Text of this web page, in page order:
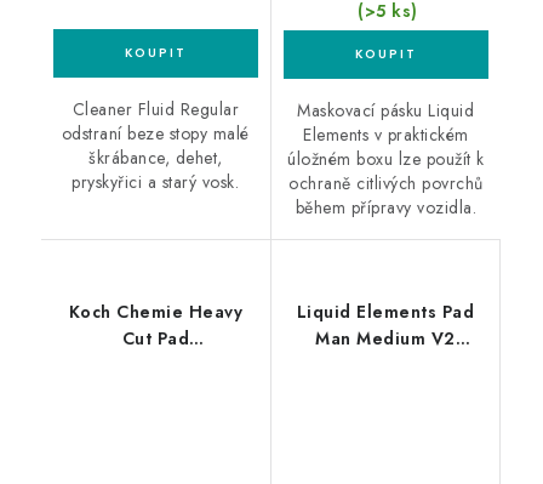
Cleaner Fluid Regular
odstraní beze stopy malé
škrábance, dehet,
pryskyřici a starý vosk.
(>5 ks)
Maskovací pásku Liquid
Elements v praktickém
úložném boxu lze použít k
ochraně citlivých povrchů
během přípravy vozidla.
Koch Chemie Heavy
Cut Pad
Liquid Elements Pad
Man Medium V2